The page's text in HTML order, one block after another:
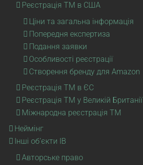
Реєстрація ТМ в США
Ціни та загальна інформація
Попередня експертиза
Подання заявки
Особливості реєстрації
Створення бренду для Amazon
Реєстрація ТМ в ЄС
Реєстрація ТМ у Великій Британії
Міжнародна реєстрація ТМ
Неймінг
Інші об’єкти ІВ
Авторське право